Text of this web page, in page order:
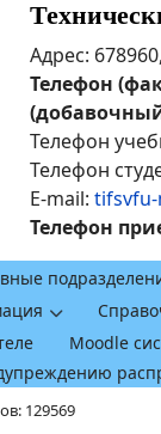
Адрес:
Телефон
Телефон
Телефон
E-mail: tifsvfu-
Телефон
Moodle
129569